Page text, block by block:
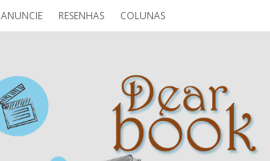
ANUNCIE RESENHAS COLUNAS